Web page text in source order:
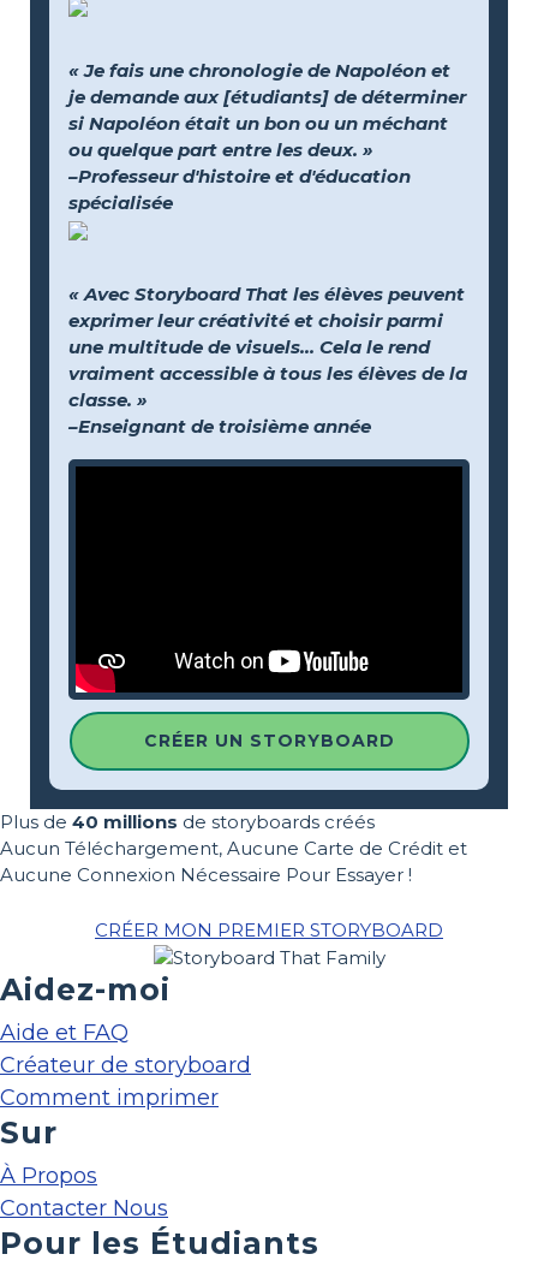
« Je fais une chronologie de Napoléon et
je demande aux [étudiants] de déterminer
si Napoléon était un bon ou un méchant
ou quelque part entre les deux. »
–Professeur d'histoire et d'éducation
spécialisée
« Avec Storyboard That les élèves peuvent
exprimer leur créativité et choisir parmi
une multitude de visuels… Cela le rend
vraiment accessible à tous les élèves de la
classe. »
–Enseignant de troisième année
CRÉER UN STORYBOARD
Plus de 40 millions de storyboards créés
Aucun Téléchargement, Aucune Carte de Crédit et
Aucune Connexion Nécessaire Pour Essayer !
CRÉER MON PREMIER STORYBOARD
Aidez-moi
Aide et FAQ
Créateur de storyboard
Comment imprimer
Sur
À Propos
Contacter Nous
Pour les Étudiants